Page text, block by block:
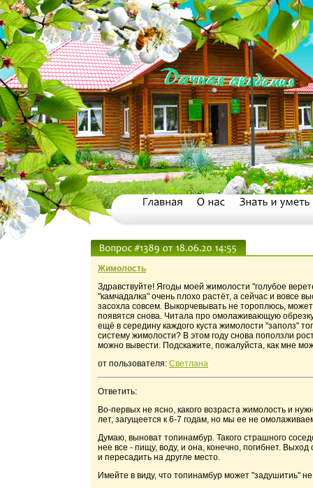
Жимолость
Здравствуйте! Ягоды моей жимолости "голубое
"камчадалка" очень плохо растёт, а сейчас и вовсе
засохла совсем. Выкорчевывать не тороплюсь,
появятся снова. Читала про омолаживающую
ещё в середину каждого куста жимолости "заполз"
систему жимолости? В этом году снова поползли
можно вывести. Подскажите, пожалуйста, как мне
от пользователя: Светлана
Ответить:
Во-первых не ясно, какого возраста жимолость и
лет, загущеется к 6-7 годам, но мы ее не
Думаю, выноват топинамбур. Такого страшного
нее все - пищу, воду, и она, конечно, погибнет.
и пересадить на другле место.
Имейте в виду, что топинамбур может "задушитиь"